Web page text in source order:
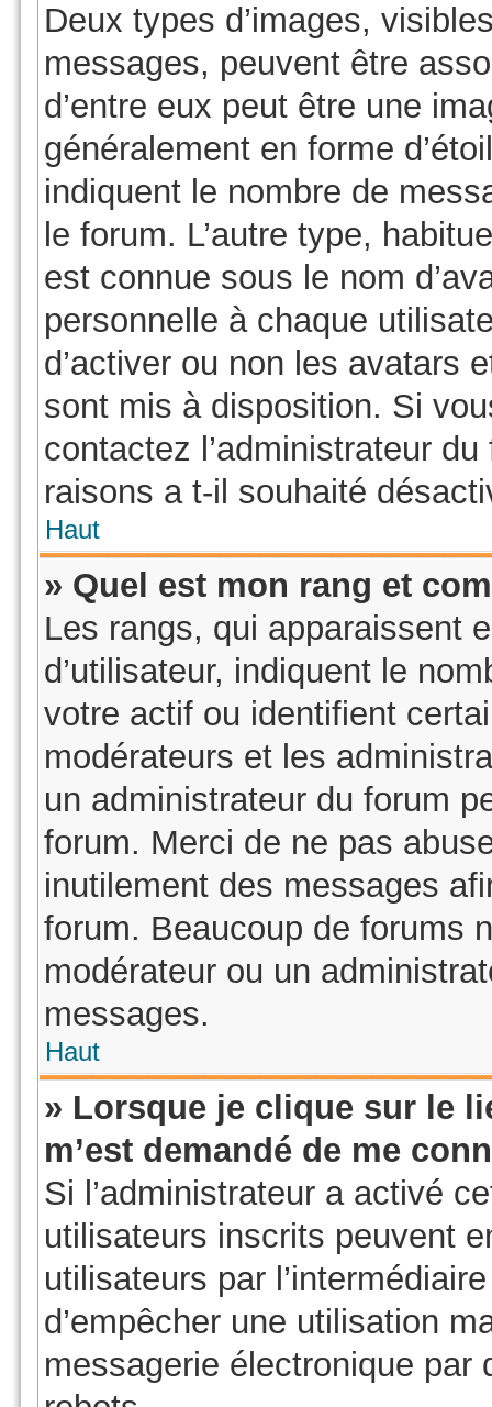
Deux types d’images,
messages, peuvent être
d’entre eux peut être une
généralement en forme
indiquent le nombre de
le forum. L’autre type,
est connue sous le nom
personnelle à chaque
d’activer ou non les avatars
sont mis à disposition. Si
contactez l’administrateur
raisons a t-il souhaité
Haut
» Quel est mon rang et
Les rangs, qui apparaissent
d’utilisateur, indiquent le
votre actif ou identifient
modérateurs et les
un administrateur du forum
forum. Merci de ne pas
inutilement des messages
forum. Beaucoup de forums
modérateur ou un
messages.
Haut
» Lorsque je clique sur le
m’est demandé de me
Si l’administrateur a activé
utilisateurs inscrits peuvent
utilisateurs par
d’empêcher une utilisation
messagerie électronique